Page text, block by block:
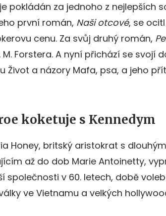
je pokládán za jednoho z nejlepších
první román, Naši otcové, se
cenu. Za svůj druhý román,
M. Forstera. A nyní přichází se svojí
Život a názory Mafa, psa, a jeho
koketuje s Kennedym
Honey, britský aristokrat s dlouhým
až do dob Marie Antoinetty,
společnosti v 60. letech, době
ve Vietnamu a velkých